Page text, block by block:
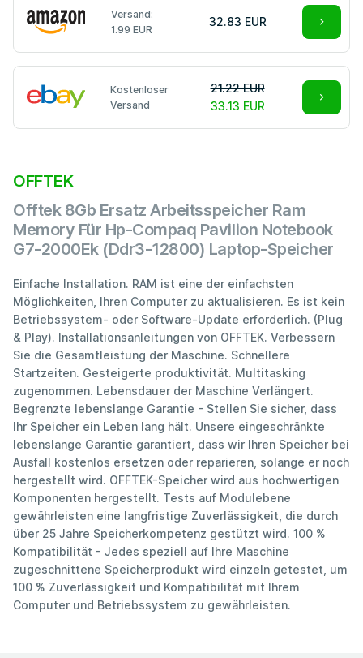
Versand:
1.99 EUR
32.83 EUR
Kostenloser
Versand
21.22 EUR
33.13 EUR
OFFTEK
Offtek 8Gb Ersatz Arbeitsspeicher Ram
Memory Für Hp-Compaq Pavilion Notebook
G7-2000Ek (Ddr3-12800) Laptop-Speicher
Einfache Installation. RAM ist eine der einfachsten
Möglichkeiten, Ihren Computer zu aktualisieren. Es ist kein
Betriebssystem- oder Software-Update erforderlich. (Plug
& Play). Installationsanleitungen von OFFTEK. Verbessern
Sie die Gesamtleistung der Maschine. Schnellere
Startzeiten. Gesteigerte produktivität. Multitasking
zugenommen. Lebensdauer der Maschine Verlängert.
Begrenzte lebenslange Garantie - Stellen Sie sicher, dass
Ihr Speicher ein Leben lang hält. Unsere eingeschränkte
lebenslange Garantie garantiert, dass wir Ihren Speicher bei
Ausfall kostenlos ersetzen oder reparieren, solange er noch
hergestellt wird. OFFTEK-Speicher wird aus hochwertigen
Komponenten hergestellt. Tests auf Modulebene
gewährleisten eine langfristige Zuverlässigkeit, die durch
über 25 Jahre Speicherkompetenz gestützt wird. 100 %
Kompatibilität - Jedes speziell auf Ihre Maschine
zugeschnittene Speicherprodukt wird einzeln getestet, um
100 % Zuverlässigkeit und Kompatibilität mit Ihrem
Computer und Betriebssystem zu gewährleisten.